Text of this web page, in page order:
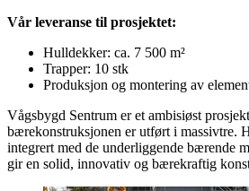
Vår leveranse til prosjektet:
Hulldekker: ca. 7 500 m²
Trapper: 10 stk
Produksjon og montering av
Vågsbygd Sentrum er et ambisiøst
bærekonstruksjonen er utført i massivtre.
integrert med de underliggende bærende
gir en solid, innovativ og bærekraftig